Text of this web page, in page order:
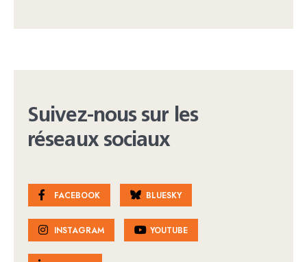
Suivez-nous sur les
réseaux sociaux
FACEBOOK BLUESKY
INSTAGRAM YOUTUBE